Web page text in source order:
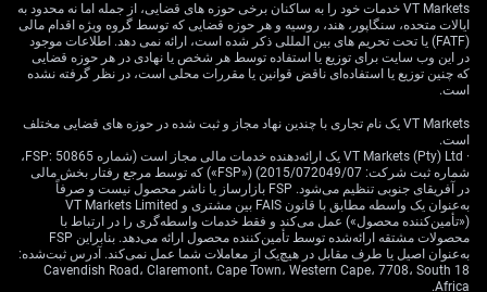
معامله» (حق خرید یا فروش در قیمت مشخص تا تاریخ
مشخص) با ساختارهایی مثل «استرادل خرید» (خرید هم‌زمان
اختیار خرید و اختیار فروش با قیمت اعمال یکسان، برای سود
از حرکت بزرگ در هر جهت) برای سررسید ژوئیه می‌تواند در
را پوشش دهد.
VT Markets خدمات خود را به ساکنان برخی حوزه های قضایی، از جمله اما نه محدود به
ایالات متحده، سنگاپور، هند، روسیه و هر حوزه قضایی که توسط گروه ویژه اقدام مالی
(FATF) یا تحت تحریم های بین المللی ذکر شده است، ارائه نمی دهد. اطلاعات موجود
در این وب سایت برای توزیع یا استفاده توسط هر شخص یا نهادی در هر حوزه قضایی
که چنین توزیع یا استفاده‌ای ناقض قوانین یا مقررات محلی است، در نظر گرفته نشده
است.
VT Markets یک نام تجاری با چندین نهاد مجاز و ثبت شده در حوزه های قضایی مختلف
است.
· VT Markets (Pty) Ltd یک ارائه‌دهنده خدمات مالی مجاز است (شماره FSP: 50865،
شماره ثبت شرکت: 2015/072049/07) («FSP») که توسط مرجع رفتار بخش مالی
در آفریقای جنوبی تنظیم می‌شود. FSP بازارساز یا ناشر محصول نیست و صرفاً
به‌عنوان یک واسطه مطابق با قانون FAIS بین مشتری و VT Markets Limited
(«تأمین‌کننده محصول») عمل می‌کند و فقط خدمات واسطه‌گری را در ارتباط با
محصولات مشتقه ارائه‌شده توسط تأمین‌کننده محصول ارائه می‌دهد. بنابراین FSP
به‌عنوان اصیل یا طرف مقابل در هیچ‌یک از معاملات شما عمل نمی‌کند. آدرس ثبت‌شده:
18 Cavendish Road، Claremont، Cape Town، Western Cape، 7708، South
Africa.